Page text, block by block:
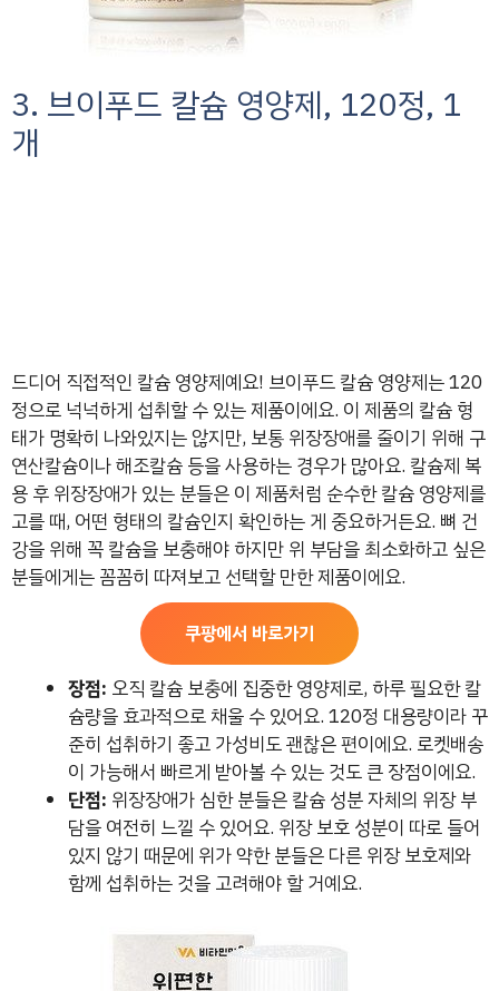
3. 브이푸드 칼슘 영양제, 120정, 1
개
드디어 직접적인 칼슘 영양제예요! 브이푸드 칼슘 영양제는 120
정으로 넉넉하게 섭취할 수 있는 제품이에요. 이 제품의 칼슘 형
태가 명확히 나와있지는 않지만, 보통 위장장애를 줄이기 위해 구
연산칼슘이나 해조칼슘 등을 사용하는 경우가 많아요. 칼슘제 복
용 후 위장장애가 있는 분들은 이 제품처럼 순수한 칼슘 영양제를
고를 때, 어떤 형태의 칼슘인지 확인하는 게 중요하거든요. 뼈 건
강을 위해 꼭 칼슘을 보충해야 하지만 위 부담을 최소화하고 싶은
분들에게는 꼼꼼히 따져보고 선택할 만한 제품이에요.
쿠팡에서 바로가기
장점: 오직 칼슘 보충에 집중한 영양제로, 하루 필요한 칼
슘량을 효과적으로 채울 수 있어요. 120정 대용량이라 꾸
준히 섭취하기 좋고 가성비도 괜찮은 편이에요. 로켓배송
이 가능해서 빠르게 받아볼 수 있는 것도 큰 장점이에요.
단점: 위장장애가 심한 분들은 칼슘 성분 자체의 위장 부
담을 여전히 느낄 수 있어요. 위장 보호 성분이 따로 들어
있지 않기 때문에 위가 약한 분들은 다른 위장 보호제와
함께 섭취하는 것을 고려해야 할 거예요.